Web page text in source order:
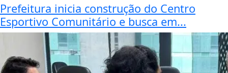
Prefeitura inicia construção do Centro
Esportivo Comunitário e busca em...